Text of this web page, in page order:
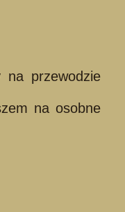
na przewodzie
na osobne